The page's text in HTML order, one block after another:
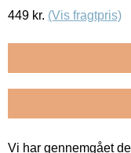
449 kr. (Vis fragtpris)
Vi har gennemgået